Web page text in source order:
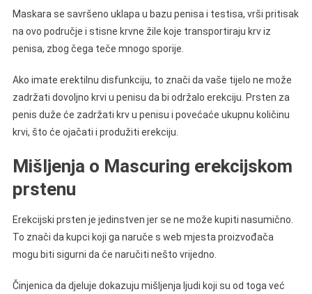
Maskara se savršeno uklapa u bazu penisa i testisa, vrši pritisak
na ovo područje i stisne krvne žile koje transportiraju krv iz
penisa, zbog čega teče mnogo sporije.
Ako imate erektilnu disfunkciju, to znači da vaše tijelo ne može
zadržati dovoljno krvi u penisu da bi održalo erekciju. Prsten za
penis duže će zadržati krv u penisu i povećaće ukupnu količinu
krvi, što će ojačati i produžiti erekciju.
Mišljenja o Mascuring erekcijskom
prstenu
Erekcijski prsten je jedinstven jer se ne može kupiti nasumično.
To znači da kupci koji ga naruče s web mjesta proizvođača
mogu biti sigurni da će naručiti nešto vrijedno.
Činjenica da djeluje dokazuju mišljenja ljudi koji su od toga već